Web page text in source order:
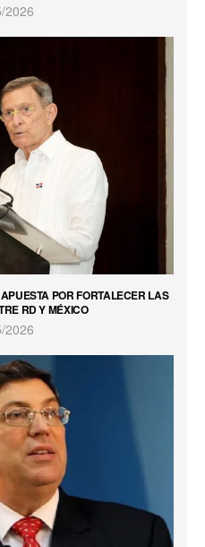
2026
POR FORTALECER LAS
RD Y MÉXICO
2026